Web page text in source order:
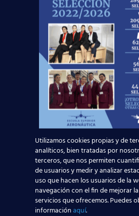
¡Te esperamos!
Noticias Relacionadas
Mapa de la aviación global
transitadas y los países con
Leer más
¡Últimas plazas! Nuevo Curso
– Tercer cuatrimestre 2026
Leer más
¿Cómo manejan los TCP el
Utilizamos cookies propias y de
analíticos, bien tratadas por
terceros, que nos permiten
de usuarios y medir y analizar
uso que hacen los usuarios de la
navegación con el fin de mejorar
servicios que ofrecemos. Puedes
informaciónaquí.